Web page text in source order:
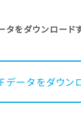
タをダウンロード
データをダウン